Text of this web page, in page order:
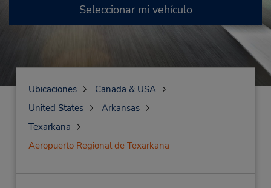
Seleccionar mi vehículo
Ubicaciones
Canada & USA
United States
Arkansas
Texarkana
Aeropuerto Regional de Texarkana